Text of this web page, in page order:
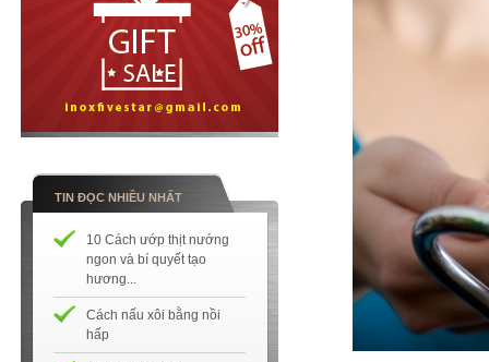
TIN ĐỌC NHIỀU NHẤT
10 Cách ướp thịt nướng
ngon và bí quyết tạo
hương...
Cách nấu xôi bằng nồi
hấp